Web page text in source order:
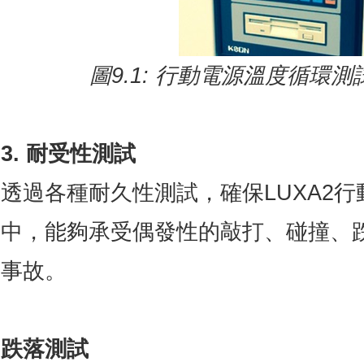
圖9.1: 行動電源溫度循環測
3. 耐受性測試
透過各種耐久性測試，確保LUXA2
中，能夠承受偶發性的敲打、碰撞、
事故。
跌落測試